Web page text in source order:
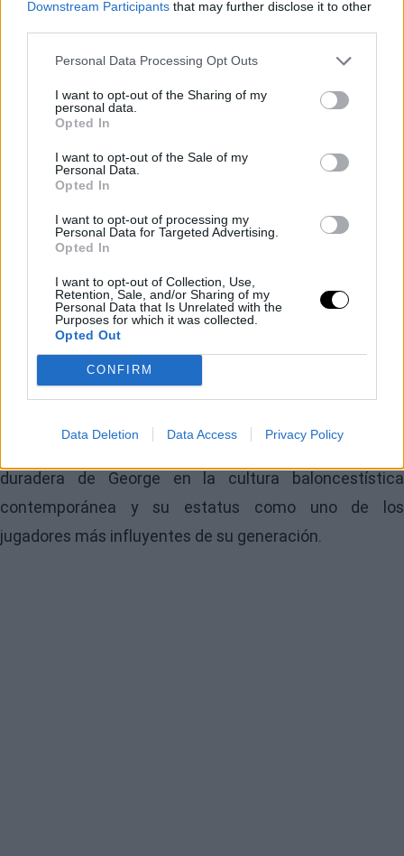
Downstream Participants that may further disclose it to other
Personal Data Processing Opt Outs
I want to opt-out of the Sharing of my
personal data.
Opted In
I want to opt-out of the Sale of my
Personal Data.
Opted In
I want to opt-out of processing my
Personal Data for Targeted Advertising.
Opted In
I want to opt-out of Collection, Use,
Retention, Sale, and/or Sharing of my
Personal Data that Is Unrelated with the
Purposes for which it was collected.
Opted Out
CONFIRM
Data Deletion Data Access Privacy Policy
su repertorio de movimientos difíciles de defender.
Clippers, confiesan haber estudiado meticulosamente
los videos de los días de George con los
tratando de absorber cada detalle de su juego para
mejorar el suyo propio.
El impacto de George trasciende las canchas de
baloncesto y se extiende al mundo virtual. En la popular
serie de videojuegos NBA 2K, George es una opción
cada vez más popular para los jugadores que crean sus
propios personajes. Su versatilidad y habilidades all-
around lo convierten en una opción atractiva para
duradera de George en la cultura baloncestística
contemporánea y su estatus como uno de los
jugadores más influyentes de su generación.